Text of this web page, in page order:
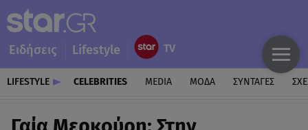
Ειδήσεις Lifestyle
LIFESTYLE CELEBRITIES MEDIA ΜΟΔΑ ΣΥΝΤΑΓΕΣ